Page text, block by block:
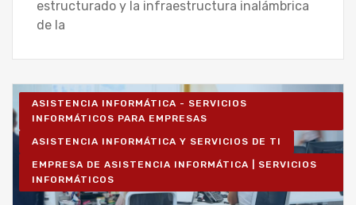
estructurado y la infraestructura inalámbrica
de la
ASISTENCIA INFORMÁTICA - SERVICIOS
INFORMÁTICOS PARA EMPRESAS
ASISTENCIA INFORMÁTICA Y SERVICIOS DE TI
EMPRESA DE ASISTENCIA INFORMÁTICA | SERVICIOS
INFORMÁTICOS